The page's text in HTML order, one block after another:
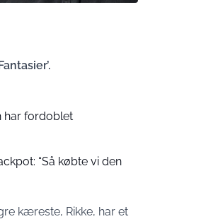
har fordoblet
“Så købte vi den
kæreste, Rikke, har et